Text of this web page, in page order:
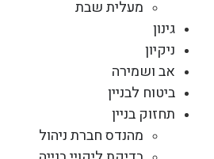
מעלית שבת
גינון
ניקיון
אב ושמירה
ביטוח לבניין
תחזוק בניין
מהנדס חברת ניהול